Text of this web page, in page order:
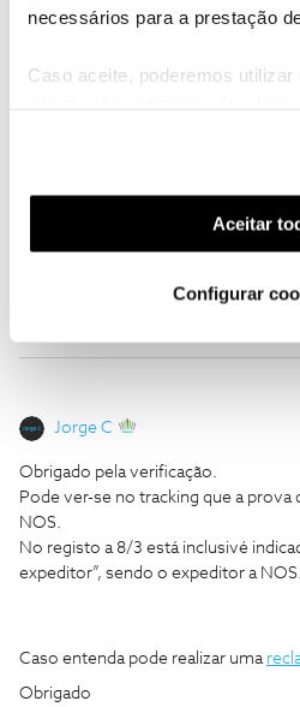
necessários para a prestação
Caso aceite, poderemos
funcionalidades (cookies de
funcionalidade) e adaptar
(cookies de publicidade
utilização dos cookies clicando
Aceitar
Configurar
Obrigado pela verificação.
expeditor”, sendo o expeditor a
Jorge C
Obrigado pela verificação.
Pode ver-se no tracking que a prova
NOS.
No registo a 8/3 está inclusivé
expeditor”, sendo o expeditor a NOS.
Caso entenda pode realizar uma
Obrigado